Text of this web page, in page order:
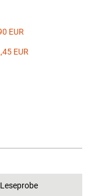
EUR
EUR
Leseprobe